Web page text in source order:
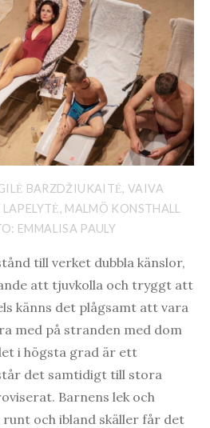
BARZDŽIUKAITĖ, VAIVA
MALMÖ KONSTHALL
EMMALISA PAULY
till verket dubbla känslor,
att tjuvkolla och tryggt att
känns det plågsamt att vara
med på stranden med dom
i högsta grad är ett
det samtidigt till stora
Barnens lek och
och ibland skäller får det